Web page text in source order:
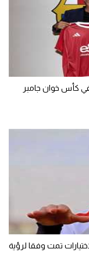
كأس خوان جامبر
تمت وفقا لرؤية